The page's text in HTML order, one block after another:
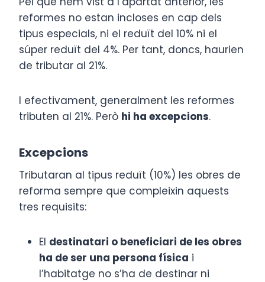
reformes no estan incloses en cap dels
tipus especials, ni el reduït del 10% ni el
súper reduït del 4%. Per tant, doncs, haurien
de tributar al 21%.
I efectivament, generalment les reformes
tributen al 21%. Però hi ha excepcions.
Excepcions
Tributaran al tipus reduït (10%) les obres de
reforma sempre que compleixin aquests
tres requisits:
El destinatari o beneficiari de les obres
ha de ser una persona física i
l’habitatge no s’ha de destinar ni